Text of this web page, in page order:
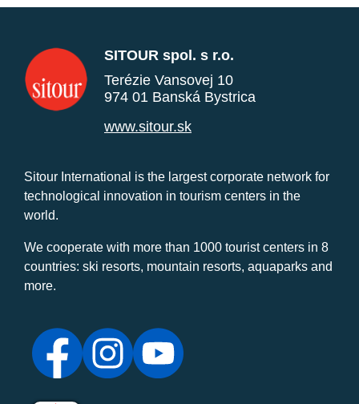
SITOUR spol. s r.o.
Terézie Vansovej 10
974 01 Banská Bystrica
www.sitour.sk
Sitour International is the largest corporate network for
technological innovation in tourism centers in the
world.
We cooperate with more than 1000 tourist centers in 8
countries: ski resorts, mountain resorts, aquaparks and
more.